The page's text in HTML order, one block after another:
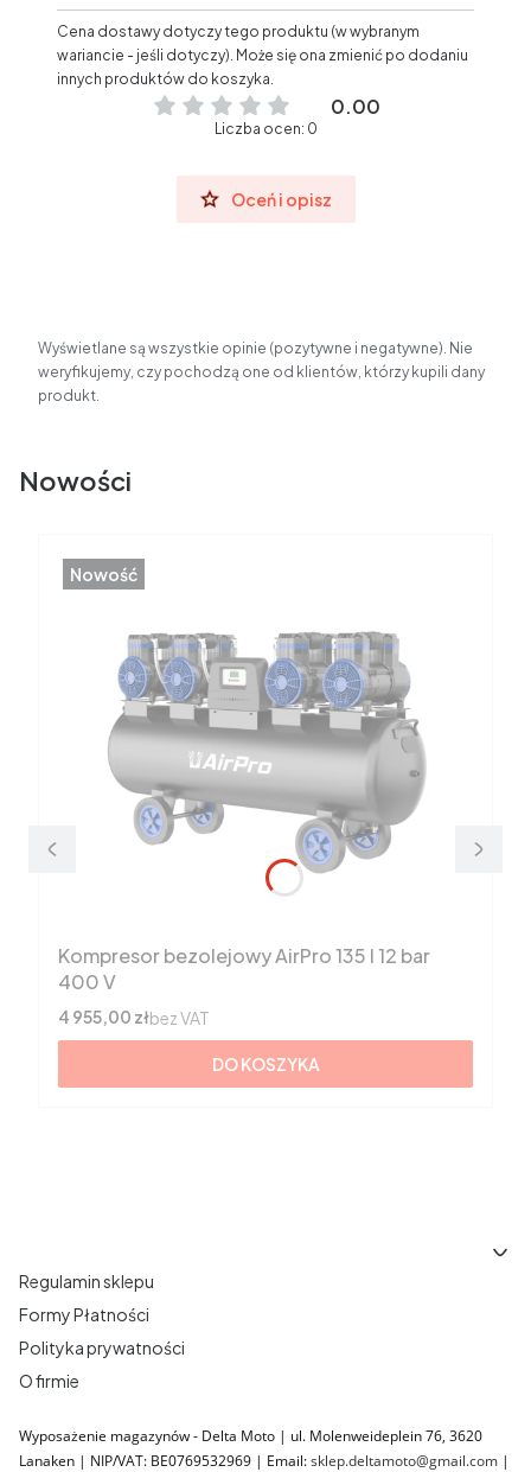
Cena dostawy dotyczy tego produktu (w wybranym
wariancie - jeśli dotyczy). Może się ona zmienić po dodaniu
innych produktów do koszyka.
0.00
Liczba ocen: 0
Oceń i opisz
Wyświetlane są wszystkie opinie (pozytywne i negatywne). Nie
weryfikujemy, czy pochodzą one od klientów, którzy kupili dany
produkt.
Nowości
Nowość
Kompresor bezolejowy AirPro 135 l 12 bar
400 V
Cena
4 955,00 złbez VAT
DO KOSZYKA
Regulamin sklepu
Formy Płatności
Polityka prywatności
O firmie
Wyposażenie magazynów - Delta Moto | ul. Molenweideplein 76, 3620
Lanaken | NIP/VAT: BE0769532969 | Email:sklep.deltamoto@gmail.com |